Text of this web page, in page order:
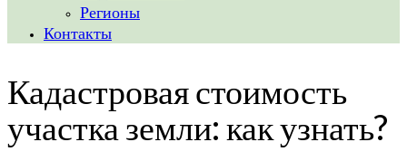
Регионы
Контакты
Кадастровая стоимость
участка земли: как узнать?